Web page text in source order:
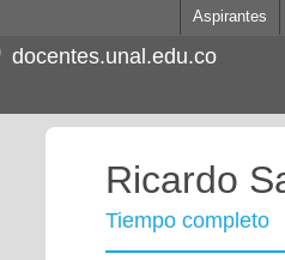
Aspirantes
docentes.unal.edu.co
Ricardo
Tiempo completo